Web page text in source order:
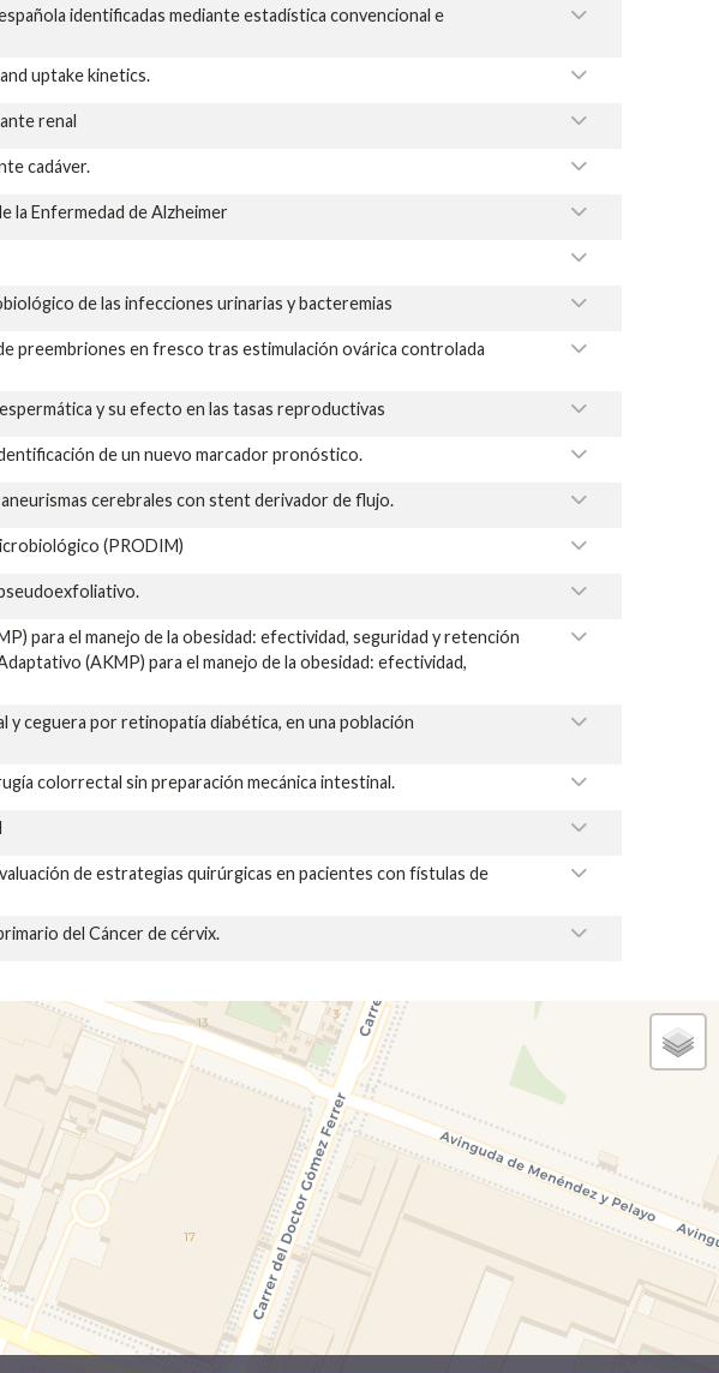
identificadas mediante estadística convencional e
uptake kinetics.
renal
cadáver.
la Enfermedad de Alzheimer
de las infecciones urinarias y bacteremias
preembriones en fresco tras estimulación ovárica controlada
y su efecto en las tasas reproductivas
de un nuevo marcador pronóstico.
cerebrales con stent derivador de flujo.
(PRODIM)
para el manejo de la obesidad: efectividad, seguridad y retención
(AKMP) para el manejo de la obesidad: efectividad,
y ceguera por retinopatía diabética, en una población
colorrectal sin preparación mecánica intestinal.
de estrategias quirúrgicas en pacientes con fístulas de
del Cáncer de cérvix.